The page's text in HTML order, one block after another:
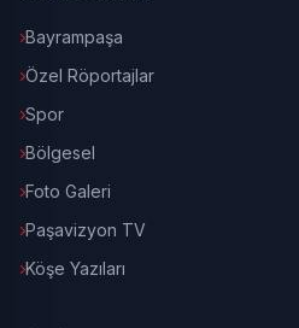
Bayrampaşa
Özel Röportajlar
Spor
Bölgesel
Foto Galeri
Paşavizyon TV
Köşe Yazıları